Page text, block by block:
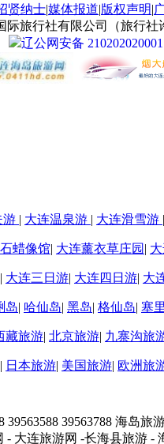
贤纳士|媒体报道|版权声明|
际旅行社有限公司（旅行社
辽公网安备
游 | 大连温泉游 | 大连滑雪游 |
蜡像馆| 大连薰衣草庄园 |
| 大连三日游| 大连四日游| 大
岛| 哈仙岛| 黑岛| 格仙岛| 塞
藏旅游| 北京旅游| 九寨沟旅
| 日本旅游| 美国旅游| 欧洲旅
39563588 39563788 海岛
- 大连旅游网 -长海县旅游 -